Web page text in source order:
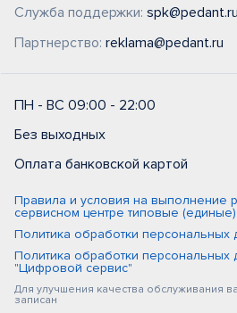
Служба поддержки: spk@pedant.ru
Партнерство: reklama@pedant.ru
ПН - ВС 09:00 - 22:00
Без выходных
Оплата банковской картой
Правила и условия на выполнение
сервисном центре типовые (единые)
Политика обработки персональных
Политика обработки
"Цифровой сервис"
Для улучшения качества обслуживания
записан